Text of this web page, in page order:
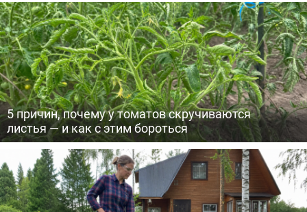
5 причин, почему у томатов скручиваются
листья — и как с этим бороться